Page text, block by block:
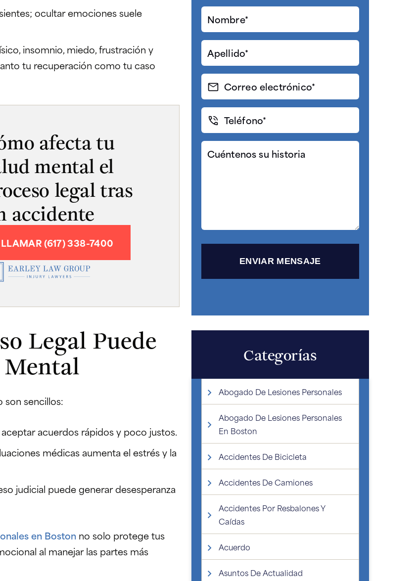
ocultar emociones suele
insomnio, miedo, frustración y
tu recuperación como tu caso
afecta tu
mental el
legal tras
accidente
LLAMAR (617) 338-7400
Legal Puede
son sencillos:
acuerdos rápidos y poco justos.
médicas aumenta el estrés y la
judicial puede generar desesperanza
en Boston no solo protege tus
al manejar las partes más
Nombre*
Apellido*
(Required)
Correo
electrónico
(Required)
Teléfono*
(Required)
Cuéntenos
su
Categorías
Abogado De Lesiones Personales
Abogado De Lesiones Personales
En Boston
Accidentes De Bicicleta
Accidentes De Camiones
Accidentes Por Resbalones Y
Caídas
Acuerdo
Asuntos De Actualidad